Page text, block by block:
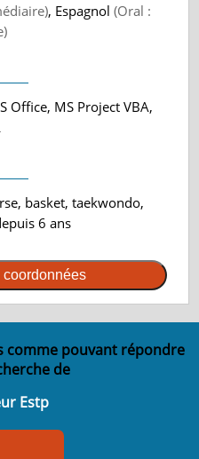
, Espagnol(Oral :
Office, MS Project VBA,
basket, taekwondo,
6 ans
coordonnées
comme pouvant répondre
de
Estp